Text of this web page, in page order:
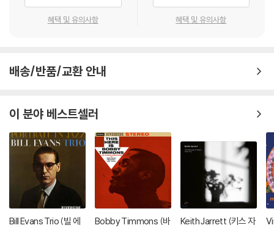
혜택 및 유의사항 혜택 및 유의사항
배송/반품/교환 안내
이 분야 베스트셀러
Bill Evans Trio (빌 에
Bobby Timmons (바
Keith Jarrett (키스 자